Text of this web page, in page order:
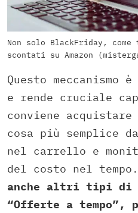
Non solo BlackFriday,
scontati su Amazon
Questo meccanismo
e rende cruciale
conviene
cosa più semplice
nel carrello e
del costo nel tempo.
anche altri tipi di
“Offerte a tempo”,